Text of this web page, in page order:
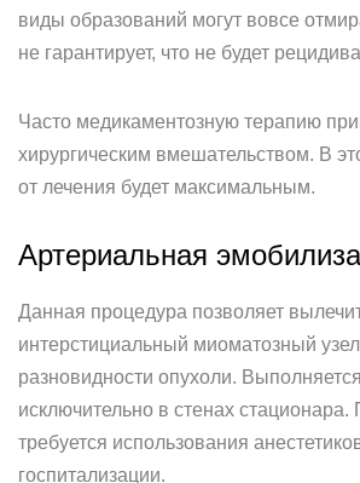
виды образований могут вовсе
не гарантирует, что не будет
Часто медикаментозную терапию
хирургическим вмешательством. В
от лечения будет максимальным.
Артериальная
Данная процедура позволяет
интерстициальный миоматозный
разновидности опухоли.
исключительно в стенах стационара.
требуется использования
госпитализации.